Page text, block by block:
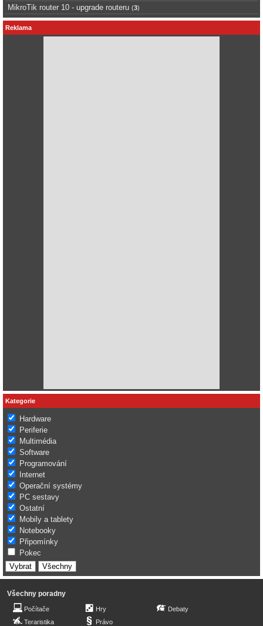
MikroTik router 10 - upgrade routeru (3)
Reklama
Kategorie
Hardware
Periferie
Multimédia
Software
Programování
Internet
Operační systémy
PC sestavy
Ostatní
Mobily a tablety
Notebooky
Připomínky
Pokec
Všechny poradny
Počítače
Teraristika
Hry
Právo
Debaty